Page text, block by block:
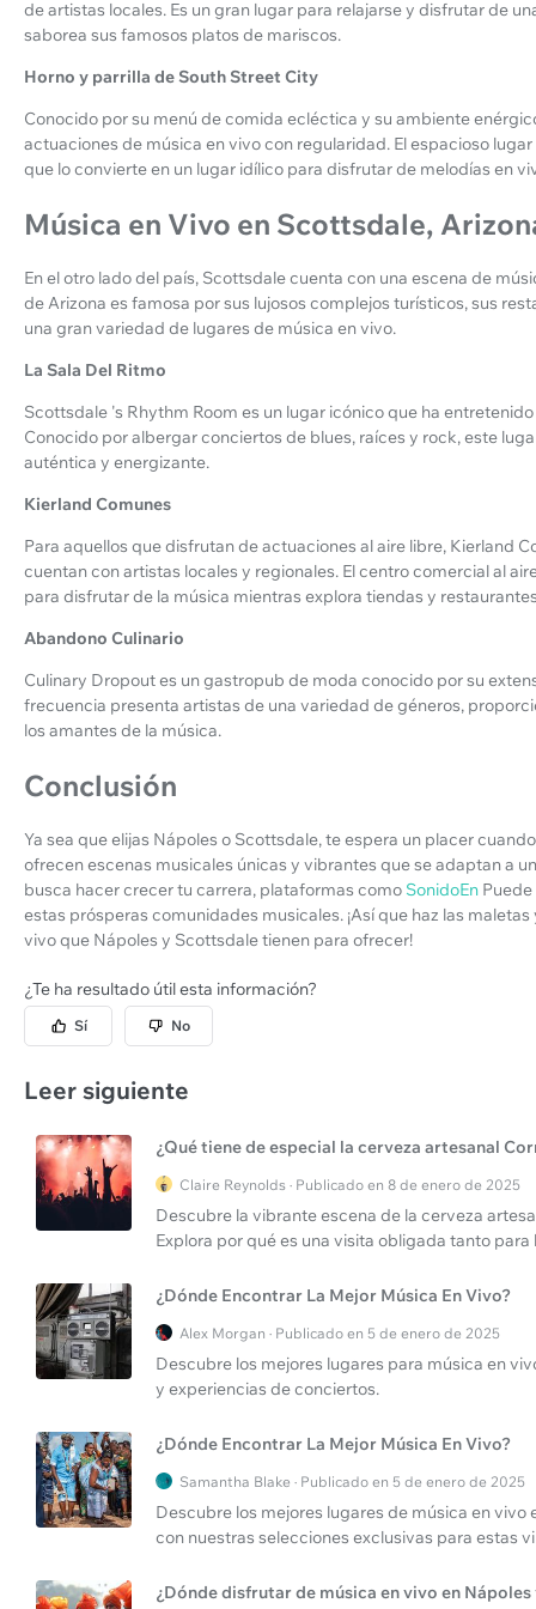
de artistas locales. Es un gran lugar para relajarse y disfrutar de
saborea sus famosos platos de mariscos.
Horno y parrilla de South Street City
Conocido por su menú de comida ecléctica y su ambiente
actuaciones de música en vivo con regularidad. El espacioso
que lo convierte en un lugar idílico para disfrutar de melodías en
Música en Vivo en Scottsdale,
En el otro lado del país, Scottsdale cuenta con una escena de
de Arizona es famosa por sus lujosos complejos turísticos, sus
una gran variedad de lugares de música en vivo.
La Sala Del Ritmo
Scottsdale 's Rhythm Room es un lugar icónico que ha
Conocido por albergar conciertos de blues, raíces y rock, este
auténtica y energizante.
Kierland Comunes
Para aquellos que disfrutan de actuaciones al aire libre, Kierland
cuentan con artistas locales y regionales. El centro comercial al
para disfrutar de la música mientras explora tiendas y
Abandono Culinario
Culinary Dropout es un gastropub de moda conocido por su
frecuencia presenta artistas de una variedad de géneros,
los amantes de la música.
Conclusión
Ya sea que elijas Nápoles o Scottsdale, te espera un placer
ofrecen escenas musicales únicas y vibrantes que se adaptan a
busca hacer crecer tu carrera, plataformas como SonidoEn
estas prósperas comunidades musicales. ¡Así que haz las
vivo que Nápoles y Scottsdale tienen para ofrecer!
¿Te ha resultado útil esta información?
Sí No
Leer siguiente
¿Qué tiene de especial la cerveza artesanal
Claire Reynolds · Publicado en 8 de enero de 2025
Descubre la vibrante escena de la cerveza
Explora por qué es una visita obligada tanto
¿Dónde Encontrar La Mejor Música En Vivo?
Alex Morgan · Publicado en 5 de enero de 2025
Descubre los mejores lugares para música en
y experiencias de conciertos.
¿Dónde Encontrar La Mejor Música En Vivo?
Samantha Blake · Publicado en 5 de enero de 2025
Descubre los mejores lugares de música en
con nuestras selecciones exclusivas para estas
¿Dónde disfrutar de música en vivo en Nápoles